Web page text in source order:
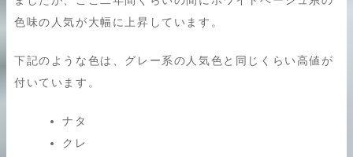
色味の人気が大幅に上昇しています。
下記のような色は、グレー系の人気色と同じくらい高値が
付いています。
ナタ
クレ